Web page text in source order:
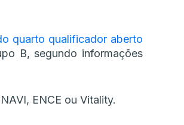
quarto qualificador aberto
B, segundo informações
ENCE ou Vitality.